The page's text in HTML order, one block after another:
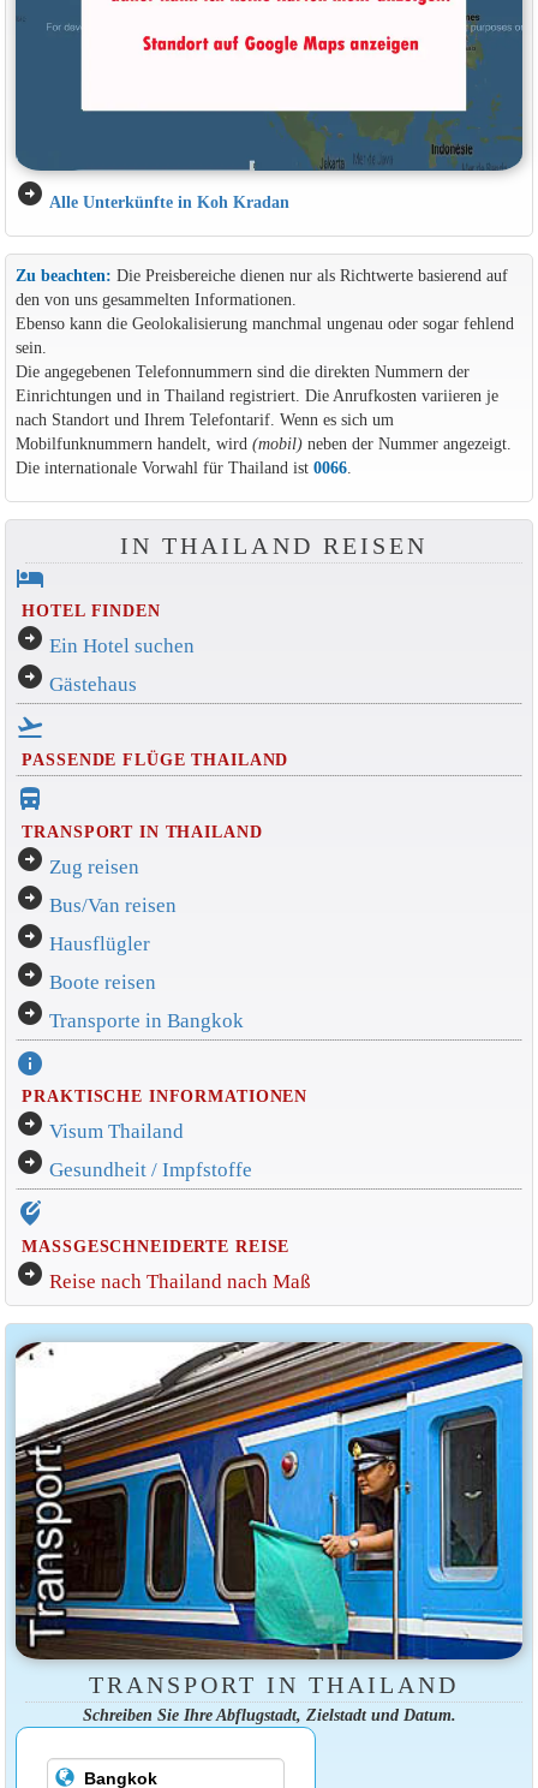
arrow_circle_right Alle Unterkünfte in Koh Kradan
Zu beachten: Die Preisbereiche dienen nur als Richtwerte basierend auf
den von uns gesammelten Informationen.
Ebenso kann die Geolokalisierung manchmal ungenau oder sogar fehlend
sein.
Die angegebenen Telefonnummern sind die direkten Nummern der
Einrichtungen und in Thailand registriert. Die Anrufkosten variieren je
nach Standort und Ihrem Telefontarif. Wenn es sich um
Mobilfunknummern handelt, wird (mobil)neben der Nummer angezeigt.
Die internationale Vorwahl für Thailand ist 0066.
IN THAILAND REISEN
hotel
HOTEL FINDEN
arrow_circle_right Ein Hotel suchen
arrow_circle_right Gästehaus
flight_takeoff
PASSENDE FLÜGE THAILAND
directions_bus_filled
TRANSPORT IN THAILAND
arrow_circle_right Zug reisen
arrow_circle_right Bus/Van reisen
arrow_circle_right Hausflügler
arrow_circle_right Boote reisen
arrow_circle_right Transporte in Bangkok
info
PRAKTISCHE INFORMATIONEN
arrow_circle_right Visum Thailand
arrow_circle_right Gesundheit / Impfstoffe
edit_location_alt
MASSGESCHNEIDERTE REISE
arrow_circle_right Reise nach Thailand nach Maß
TRANSPORT IN THAILAND
Schreiben Sie Ihre Abflugstadt, Zielstadt und Datum.